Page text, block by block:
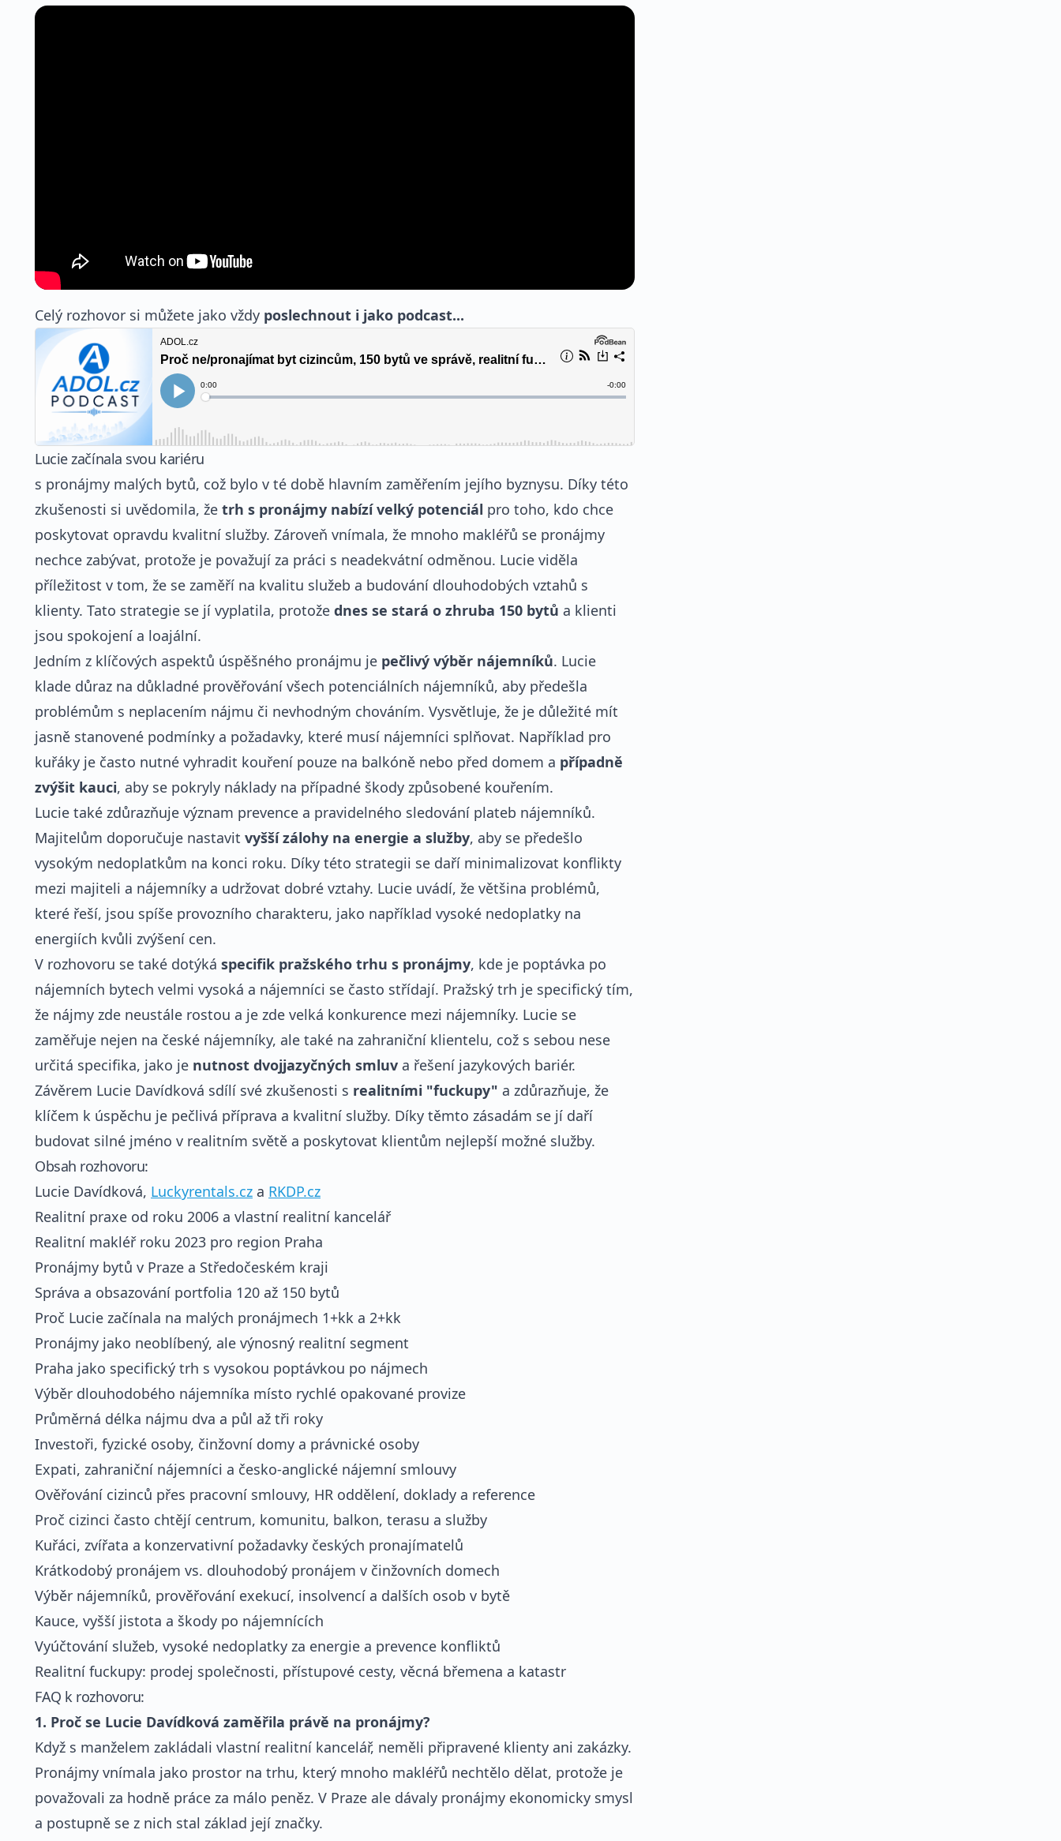
Celý rozhovor si můžete jako vždy poslechnout i jako podcast...
Lucie začínala svou kariéru
s pronájmy malých bytů, což bylo v té době hlavním zaměřením jejího byznysu. Díky této
zkušenosti si uvědomila, že trh s pronájmy nabízí velký potenciál pro toho, kdo chce
poskytovat opravdu kvalitní služby. Zároveň vnímala, že mnoho makléřů se pronájmy
nechce zabývat, protože je považují za práci s neadekvátní odměnou. Lucie viděla
příležitost v tom, že se zaměří na kvalitu služeb a budování dlouhodobých vztahů s
klienty. Tato strategie se jí vyplatila, protože dnes se stará o zhruba 150 bytů a klienti
jsou spokojení a loajální.
Jedním z klíčových aspektů úspěšného pronájmu je pečlivý výběr nájemníků. Lucie
klade důraz na důkladné prověřování všech potenciálních nájemníků, aby předešla
problémům s neplacením nájmu či nevhodným chováním. Vysvětluje, že je důležité mít
jasně stanovené podmínky a požadavky, které musí nájemníci splňovat. Například pro
kuřáky je často nutné vyhradit kouření pouze na balkóně nebo před domem a případně
zvýšit kauci, aby se pokryly náklady na případné škody způsobené kouřením.
Lucie také zdůrazňuje význam prevence a pravidelného sledování plateb nájemníků.
Majitelům doporučuje nastavit vyšší zálohy na energie a služby, aby se předešlo
vysokým nedoplatkům na konci roku. Díky této strategii se daří minimalizovat konflikty
mezi majiteli a nájemníky a udržovat dobré vztahy. Lucie uvádí, že většina problémů,
které řeší, jsou spíše provozního charakteru, jako například vysoké nedoplatky na
energiích kvůli zvýšení cen.
V rozhovoru se také dotýká specifik pražského trhu s pronájmy, kde je poptávka po
nájemních bytech velmi vysoká a nájemníci se často střídají. Pražský trh je specifický tím,
že nájmy zde neustále rostou a je zde velká konkurence mezi nájemníky. Lucie se
zaměřuje nejen na české nájemníky, ale také na zahraniční klientelu, což s sebou nese
určitá specifika, jako je nutnost dvojjazyčných smluv a řešení jazykových bariér.
Závěrem Lucie Davídková sdílí své zkušenosti s realitními "fuckupy" a zdůrazňuje, že
klíčem k úspěchu je pečlivá příprava a kvalitní služby. Díky těmto zásadám se jí daří
budovat silné jméno v realitním světě a poskytovat klientům nejlepší možné služby.
Obsah rozhovoru:
Lucie Davídková, Luckyrentals.cz a RKDP.cz
Realitní praxe od roku 2006 a vlastní realitní kancelář
Realitní makléř roku 2023 pro region Praha
Pronájmy bytů v Praze a Středočeském kraji
Správa a obsazování portfolia 120 až 150 bytů
Proč Lucie začínala na malých pronájmech 1+kk a 2+kk
Pronájmy jako neoblíbený, ale výnosný realitní segment
Praha jako specifický trh s vysokou poptávkou po nájmech
Výběr dlouhodobého nájemníka místo rychlé opakované provize
Průměrná délka nájmu dva a půl až tři roky
Investoři, fyzické osoby, činžovní domy a právnické osoby
Expati, zahraniční nájemníci a česko-anglické nájemní smlouvy
Ověřování cizinců přes pracovní smlouvy, HR oddělení, doklady a reference
Proč cizinci často chtějí centrum, komunitu, balkon, terasu a služby
Kuřáci, zvířata a konzervativní požadavky českých pronajímatelů
Krátkodobý pronájem vs. dlouhodobý pronájem v činžovních domech
Výběr nájemníků, prověřování exekucí, insolvencí a dalších osob v bytě
Kauce, vyšší jistota a škody po nájemnících
Vyúčtování služeb, vysoké nedoplatky za energie a prevence konfliktů
Realitní fuckupy: prodej společnosti, přístupové cesty, věcná břemena a katastr
FAQ k rozhovoru:
1. Proč se Lucie Davídková zaměřila právě na pronájmy?
Když s manželem zakládali vlastní realitní kancelář, neměli připravené klienty ani zakázky.
Pronájmy vnímala jako prostor na trhu, který mnoho makléřů nechtělo dělat, protože je
považovali za hodně práce za málo peněz. V Praze ale dávaly pronájmy ekonomicky smysl
a postupně se z nich stal základ její značky.